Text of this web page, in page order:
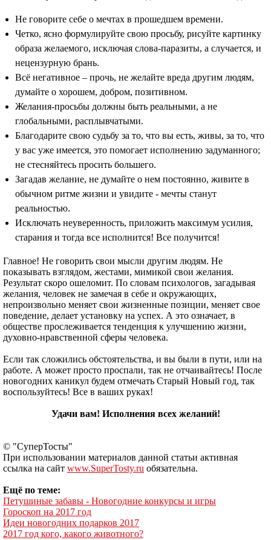
Не говорите себе о мечтах в прошедшем времени.
Четко, ясно формулируйте свою просьбу, рисуйте картинку
образа желаемого, исключая слова-паразиты, а случается, и
нецензурную брань.
Всё негативное – прочь, не желайте вреда другим людям,
думайте о хорошем, добром, позитивном.
Желания-просьбы должны быть реальными, а не
глобальными, расплывчатыми.
Благодарите свою судьбу за то, что вы есть, живы, за то, что
у вас уже имеется, это помогает исполнению задуманного;
не стесняйтесь просить большего.
Загадав желание, не думайте о нем постоянно, живите в
обычном ритме жизни и увидите - мечты станут
реальностью.
Исключать неуверенность, приложить максимум усилия,
старания и тогда все исполнится! Все получится!
Главное! Не говорить свои мысли другим людям. Не
показывать взглядом, жестами, мимикой свои желания.
Результат скоро ошеломит. По словам психологов, загадывая
желания, человек не замечая в себе и окружающих,
непроизвольно меняет свои жизненные позиции, меняет свое
поведение, делает установку на успех. А это означает, в
обществе прослеживается тенденция к улучшению жизни,
духовно-нравственной сферы человека.
Если так сложились обстоятельства, и вы были в пути, или на
работе. А может просто проспали, так не отчаивайтесь! После
новогодних каникул будем отмечать Старый Новый год, так
воспользуйтесь! Все в ваших руках!
Удачи вам! Исполнения всех желаний!
© "СуперТосты"
При использовании материалов данной статьи активная
ссылка на сайт www.SuperTosty.ru обязательна.
Ещё по теме:
Петушиные забавы - Новогодние конкурсы и игры
Гороскоп на 2017 год
Идеи новогодних подарков 2017
2017 год кого, какого животного?